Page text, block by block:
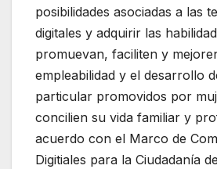
posibilidades asociadas a las
digitales y adquirir las
promuevan, faciliten y
empleabilidad y el desarrollo
particular promovidos por
concilien su vida familiar y
acuerdo con el Marco de
Digitiales para la Ciudadanía